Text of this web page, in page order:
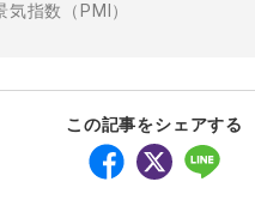
指数（PMI）
この記事をシェアする